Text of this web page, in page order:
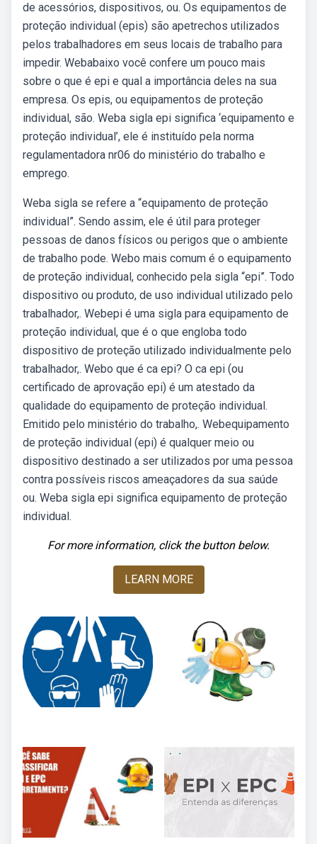
de acessórios, dispositivos, ou. Os equipamentos de
proteção individual (epis) são apetrechos utilizados
pelos trabalhadores em seus locais de trabalho para
impedir. Webabaixo você confere um pouco mais
sobre o que é epi e qual a importância deles na sua
empresa. Os epis, ou equipamentos de proteção
individual, são. Weba sigla epi significa ‘equipamento e
proteção individual’, ele é instituído pela norma
regulamentadora nr06 do ministério do trabalho e
emprego.
Weba sigla se refere a “equipamento de proteção
individual”. Sendo assim, ele é útil para proteger
pessoas de danos físicos ou perigos que o ambiente
de trabalho pode. Webo mais comum é o equipamento
de proteção individual, conhecido pela sigla “epi”. Todo
dispositivo ou produto, de uso individual utilizado pelo
trabalhador,. Webepi é uma sigla para equipamento de
proteção individual, que é o que engloba todo
dispositivo de proteção utilizado individualmente pelo
trabalhador,. Webo que é ca epi? O ca epi (ou
certificado de aprovação epi) é um atestado da
qualidade do equipamento de proteção individual.
Emitido pelo ministério do trabalho,. Webequipamento
de proteção individual (epi) é qualquer meio ou
dispositivo destinado a ser utilizados por uma pessoa
contra possíveis riscos ameaçadores da sua saúde
ou. Weba sigla epi significa equipamento de proteção
individual.
For more information, click the button below.
LEARN MORE